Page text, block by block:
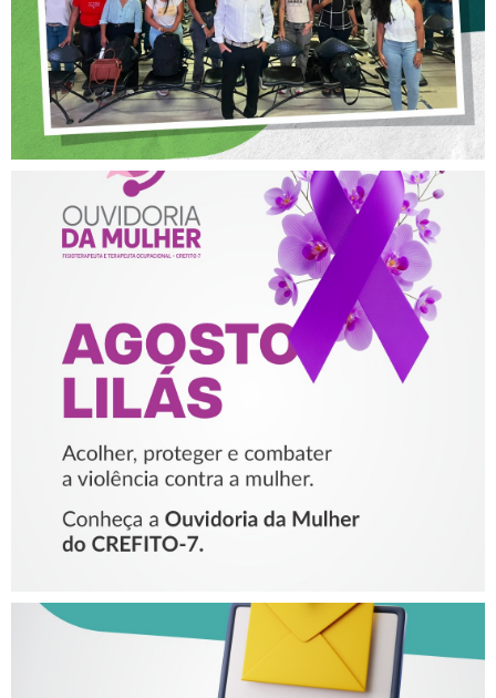
AGOSTO LILÁS – ACOLHER,
PROTEGER E COMBATER A
VIOLÊNCIA CONTRA A
MULHER